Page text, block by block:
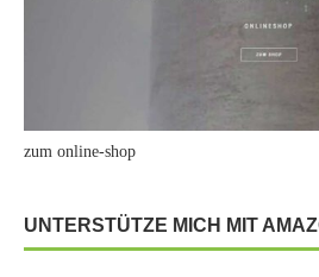
zum online-shop
UNTERSTÜTZE MICH MIT